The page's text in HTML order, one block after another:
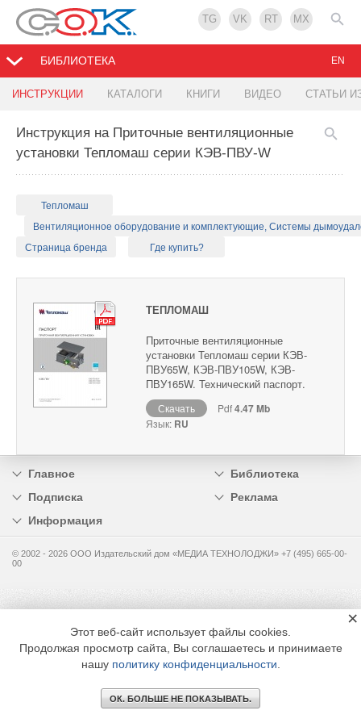
TG VK RT MX
БИБЛИОТЕКА
ИНСТРУКЦИИ КАТАЛОГИ КНИГИ ВИДЕО СТАТЬИ
EN
Инструкция на Приточные вентиляционные
установки Тепломаш серии КЭВ-ПВУ-W
Тепломаш
Вентиляционное оборудование и комплектующие, Системы
Страница бренда
Где купить?
ТЕПЛОМАШ
Приточные вентиляционные
установки Тепломаш серии КЭВ-
ПВУ65W, КЭВ-ПВУ105W, КЭВ-
ПВУ165W. Технический паспорт.
Скачать Pdf4.47 Mb
Язык: RU
Главное
Библиотека
Подписка
Реклама
Информация
© 2002 - 2026 OOO Издательский дом «МЕДИА ТЕХНОЛОДЖИ» +7 (495) 665-00-
00
Этот веб-сайт использует файлы cookies.
Продолжая просмотр сайта, Вы соглашаетесь и принимаете
нашу политику конфиденциальности
ОК. БОЛЬШЕ НЕ ПОКАЗЫВАТЬ.
×